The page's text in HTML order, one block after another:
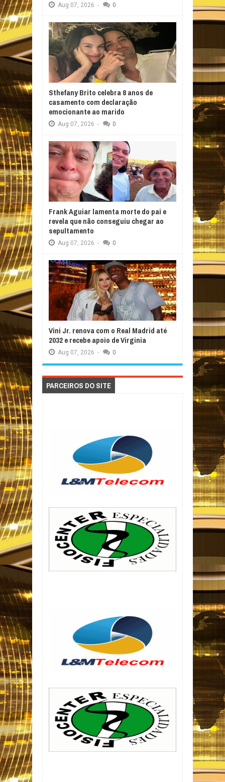
Aug 07, 2026 - 0
Sthefany Brito celebra 8 anos de
casamento com declaração
emocionante ao marido
Aug 07, 2026 - 0
Frank Aguiar lamenta morte do pai e
revela que não conseguiu chegar ao
sepultamento
Aug 07, 2026 - 0
Vini Jr. renova com o Real Madrid até
2032 e recebe apoio de Virginia
Aug 07, 2026 - 0
PARCEIROS DO SITE